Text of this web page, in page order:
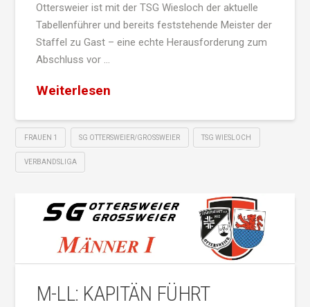
Ottersweier ist mit der TSG Wiesloch der aktuelle
Tabellenführer und bereits feststehende Meister der
Staffel zu Gast – eine echte Herausforderung zum
Abschluss vor …
Weiterlesen
FRAUEN 1 SG OTTERSWEIER/GROSSWEIER TSG WIESLOCH
VERBANDSLIGA
M-LL: KAPITÄN FÜHRT